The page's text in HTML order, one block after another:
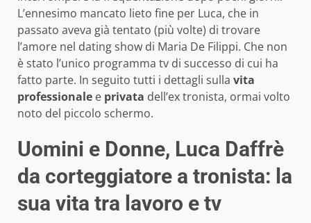
L’ennesimo mancato lieto fine per Luca, che in
passato aveva già tentato (più volte) di trovare
l’amore nel dating show di Maria De Filippi. Che non
è stato l’unico programma tv di successo di cui ha
fatto parte. In seguito tutti i dettagli sulla vita
professionale e privata dell’ex tronista, ormai volto
noto del piccolo schermo.
Uomini e Donne, Luca Daffrè
da corteggiatore a tronista: la
sua vita tra lavoro e tv